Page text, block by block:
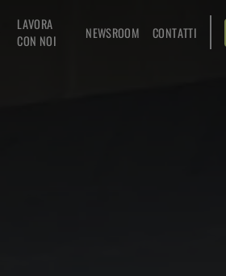
LAVORA
CON NOI
NEWSROOM CONTATTI